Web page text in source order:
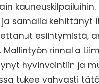
ja samalla kehittänyt
esiintymistä,
Mallintyön rinnalla
hyvinvointiin ja
tukee vahvasti